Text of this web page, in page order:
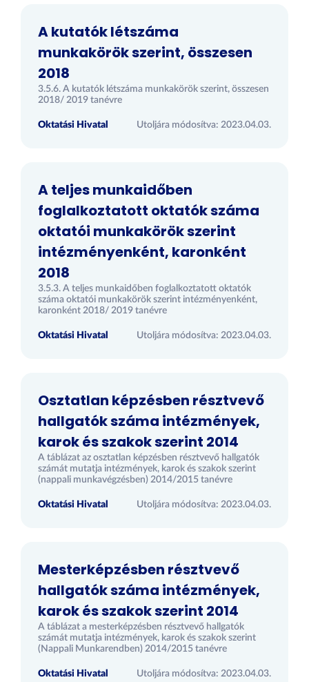
A kutatók létszáma
munkakörök szerint, összesen
2018
3.5.6. A kutatók létszáma munkakörök szerint, összesen
2018/ 2019 tanévre
Oktatási Hivatal Utoljára módosítva: 2023.04.03.
A teljes munkaidőben
foglalkoztatott oktatók száma
oktatói munkakörök szerint
intézményenként, karonként
2018
3.5.3. A teljes munkaidőben foglalkoztatott oktatók
száma oktatói munkakörök szerint intézményenként,
karonként 2018/ 2019 tanévre
Oktatási Hivatal Utoljára módosítva: 2023.04.03.
Osztatlan képzésben résztvevő
hallgatók száma intézmények,
karok és szakok szerint 2014
A táblázat az osztatlan képzésben résztvevő hallgatók
számát mutatja intézmények, karok és szakok szerint
(nappali munkavégzésben) 2014/2015 tanévre
Oktatási Hivatal Utoljára módosítva: 2023.04.03.
Mesterképzésben résztvevő
hallgatók száma intézmények,
karok és szakok szerint 2014
A táblázat a mesterképzésben résztvevő hallgatók
számát mutatja intézmények, karok és szakok szerint
(Nappali Munkarendben) 2014/2015 tanévre
Oktatási Hivatal Utoljára módosítva: 2023.04.03.